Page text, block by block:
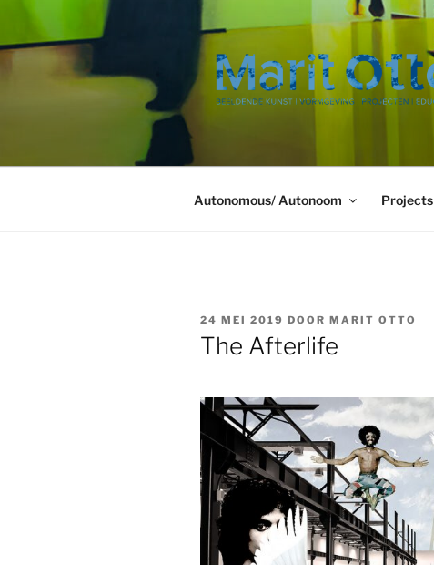
de
Autonomous/ Autonoom Projects
GEPLAATST
OP
24 MEI 2019 DOOR MARIT OTTO
The Afterlife